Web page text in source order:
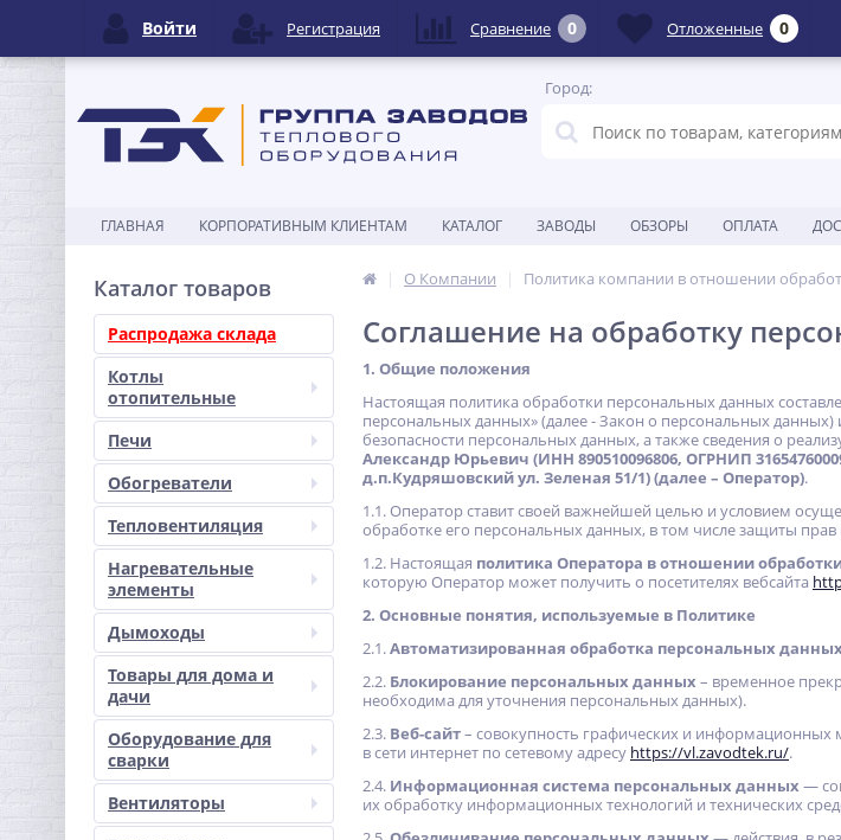
Город:
ГЛАВНАЯ КОРПОРАТИВНЫМ КЛИЕНТАМ КАТАЛОГ ЗАВОДЫ ОБЗОРЫ ОПЛАТА
Каталог товаров
Распродажа склада
Котлы
отопительные
Печи
Обогреватели
Тепловентиляция
Нагревательные
элементы
Дымоходы
Товары для дома и
дачи
Оборудование для
сварки
Вентиляторы
О Компании Политика компании в отношении
Соглашение на обработку
1. Общие положения
Настоящая политика обработки персональных данных
персональных данных» (далее - Закон о персональных
безопасности персональных данных, а также сведения о
Александр Юрьевич (ИНН 890510096806, ОГРНИП
д.п.Кудряшовский ул. Зеленая 51/1) (далее – Оператор).
1.1. Оператор ставит своей важнейшей целью и условием
обработке его персональных данных, в том числе защиты
1.2. Настоящая политика Оператора в отношении
которую Оператор может получить о посетителях вебсайта
2. Основные понятия, используемые в Политике
2.1.Автоматизированная обработка персональных данных
2.2. Блокирование персональных данных – временное
необходима для уточнения персональных данных).
2.3. Веб-сайт– совокупность графических и
в сети интернет по сетевому адресу https://vl.zavodtek.ru/.
2.4. Информационная система персональных данных —
их обработку информационных технологий и технических
Войти Регистрация Сравнение 0 Отложенные 0